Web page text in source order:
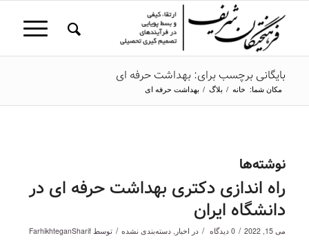
بایگانی برچسب برای: بهداشت حرفه ای
مکان شما: خانه / بلاگ / بهداشت حرفه ای
نوشته‌ها
راه اندازی دکتری بهداشت حرفه ای در
دانشگاه ایران
می 15, 2022 / 0 دیدگاه / در اخبار , دسته‌بندی نشده / توسط FarhikhteganSharif